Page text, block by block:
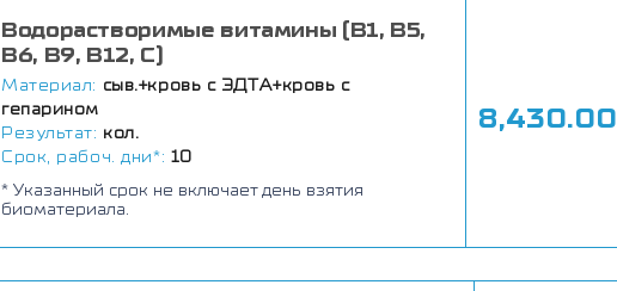
Водорастворимые витамины (B1, B5,
B6, В9, В12, С)
Материал: сыв.+кровь с ЭДТА+кровь с
гепарином
Результат: кол.
Срок, рабоч. дни*: 10
* Указанный срок не включает день взятия
биоматериала.
8,430.00